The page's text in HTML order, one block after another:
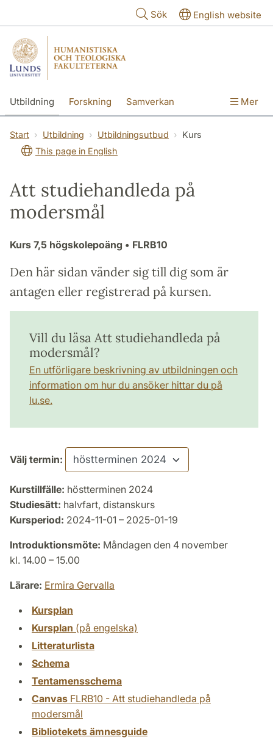
Sök English website
Utbildning Forskning Samverkan Mer
Start Utbildning Utbildningsutbud
Kurs
This page in English
Att studiehandleda på
modersmål
Kurs 7,5 högskolepoäng • FLRB10
Den här sidan vänder sig till dig som är
antagen eller registrerad på kursen.
Vill du läsa Att studiehandleda på
modersmål?
En utförligare beskrivning av utbildningen och
information om hur du ansöker hittar du på
lu.se.
Välj termin:
Kurstillfälle: höstterminen 2024
Studiesätt: halvfart, distanskurs
Kursperiod: 2024-11-01 – 2025-01-19
Introduktionsmöte: Måndagen den 4 november
kl. 14.00 – 15.00
Lärare: Ermira Gervalla
Kursplan
Kursplan (på engelska)
Litteraturlista
Schema
Tentamensschema
Canvas FLRB10 - Att studiehandleda på
modersmål
Bibliotekets ämnesguide